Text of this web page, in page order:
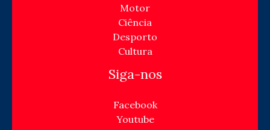
Motor
Ciência
Desporto
Cultura
Siga-nos
Facebook
Youtube